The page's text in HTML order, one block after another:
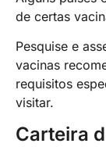
de certas
Pesquise e
vacinas
requisitos
visitar.
Carteira